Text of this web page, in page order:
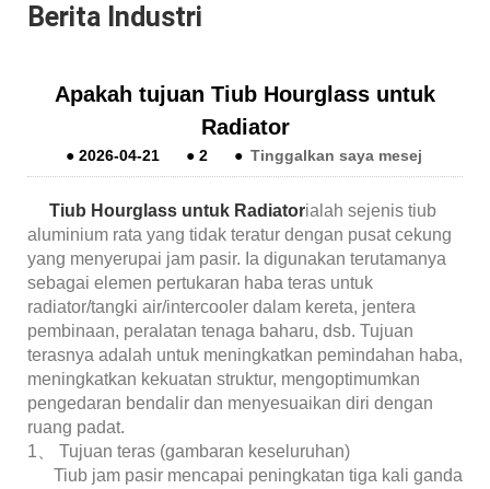
Berita Industri
Apakah tujuan Tiub Hourglass untuk
Radiator
● 2026-04-21 ● 2 ● Tinggalkan saya mesej
Tiub Hourglass untuk Radiatorialah sejenis tiub
aluminium rata yang tidak teratur dengan pusat cekung
yang menyerupai jam pasir. Ia digunakan terutamanya
sebagai elemen pertukaran haba teras untuk
radiator/tangki air/intercooler dalam kereta, jentera
pembinaan, peralatan tenaga baharu, dsb. Tujuan
terasnya adalah untuk meningkatkan pemindahan haba,
meningkatkan kekuatan struktur, mengoptimumkan
pengedaran bendalir dan menyesuaikan diri dengan
ruang padat.
1、 Tujuan teras (gambaran keseluruhan)
Tiub jam pasir mencapai peningkatan tiga kali ganda